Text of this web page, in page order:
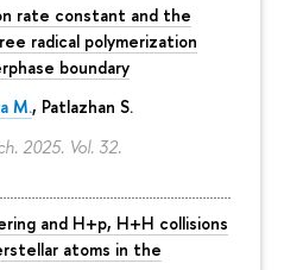
rate constant and the
radical polymerization
boundary
M., Patlazhan S.
2025. Vol. 32.
and H+p, H+H collisions
atoms in the